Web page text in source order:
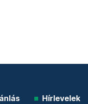
Hírlevelek